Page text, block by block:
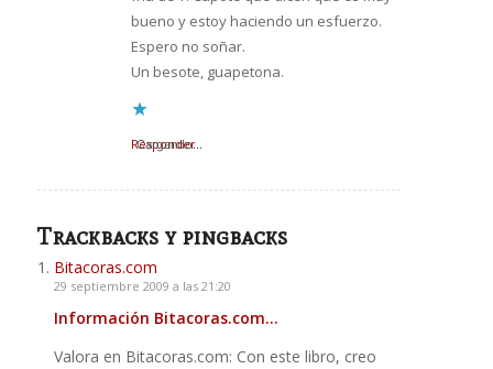
bueno y estoy haciendo un esfuerzo.
Espero no soñar.
Un besote, guapetona.
Cargando...
Responder
Trackbacks y pingbacks
Bitacoras.com
29 septiembre 2009 a las 21:20
Información Bitacoras.com…
Valora en Bitacoras.com: Con este libro, creo